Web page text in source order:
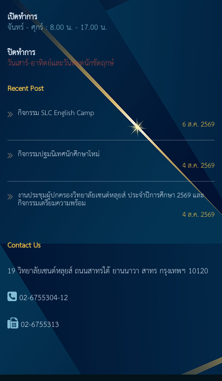
เปิดทำการ
จันทร์ - ศุกร์ : 8.00 น. - 17.00 น.
ปิดทำการ
วันเสาร์-อาทิตย์และวันหยุดนักขัตฤกษ์
Recent Post
กิจกรรม SLC English Camp
6 ส.ค. 2569
กิจกรรมปฐมนิเทศนักศึกษาใหม่
4 ส.ค. 2569
งานประชุมผู้ปกครองวิทยาลัยเซนต์หลุยส์ ประจำปีการศึกษา 2569 และ
กิจกรรมเตรียมความพร้อม
4 ส.ค. 2569
Contact Us
19 วิทยาลัยเซนต์หลุยส์ ถนนสาทรใต้ ยานนาวา สาทร กรุงเทพฯ 10120
02-6755304-12
02-6755313